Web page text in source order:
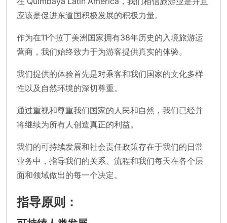
应该是促进东道国积极发展的积极力量。
作为在11个拉丁美洲国家拥有38年历史的入境旅游运
营商，我们始终致力于为游客提供真实的体验。
我们提供的体验首先是对乘客和我们国家的文化多样
性以及自然环境的深切尊重。
通过重视和尊重我们国家的人民和自然，我们已经并
将继续为所有人创造真正的利益。
我们的可持续发展和社会责任政策存在于我们的日常
业务中，指导我们的关系、流程和我们每天在各个层
面和领域做出的每一个决定。
指导原则：